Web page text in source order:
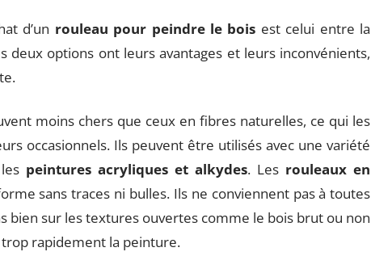
d’un rouleau pour peindre le bois est celui entre la
deux options ont leurs avantages et leurs inconvénients,
moins chers que ceux en fibres naturelles, ce qui les
occasionnels. Ils peuvent être utilisés avec une variété
peintures acryliques et alkydes. Les rouleaux en
sans traces ni bulles. Ils ne conviennent pas à toutes
bien sur les textures ouvertes comme le bois brut ou non
rapidement la peinture.